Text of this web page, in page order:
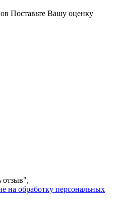
Поставьте Вашу оценку
отзыв",
на обработку персональных